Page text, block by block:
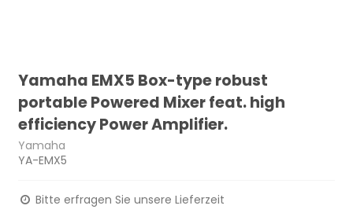
Yamaha EMX5 Box-type robust
portable Powered Mixer feat. high
efficiency Power Amplifier.
Yamaha
YA-EMX5
Bitte erfragen Sie unsere Lieferzeit